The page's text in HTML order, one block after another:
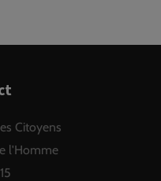
Citoyens
l'Homme